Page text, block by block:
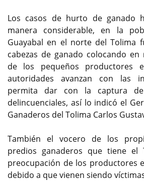
Los casos de hurto de ganado
manera considerable, en la
Guayabal en el norte del Tolima
cabezas de ganado colocando
de los pequeños productores
autoridades avanzan con las
permita dar con la captura de
delincuenciales, así lo indicó el
Ganaderos del Tolima Carlos
También el vocero de los
predios ganaderos que tiene el
preocupación de los productores
debido a que vienen siendo